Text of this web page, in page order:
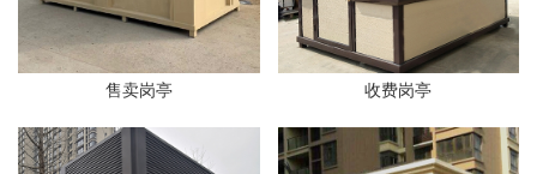
售卖岗亭 收费岗亭